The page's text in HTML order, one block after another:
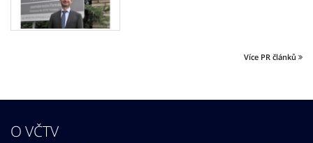
Více PR článků
O VČTV